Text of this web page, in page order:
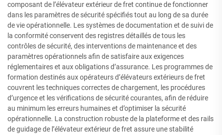
composant de l’élévateur extérieur de fret continue de fonctionner
dans les paramètres de sécurité spécifiés tout au long de sa durée
de vie opérationnelle. Les systèmes de documentation et de suivi de
la conformité conservent des registres détaillés de tous les
contrôles de sécurité, des interventions de maintenance et des
paramètres opérationnels afin de satisfaire aux exigences
réglementaires et aux obligations d’assurance. Les programmes de
formation destinés aux opérateurs d’élévateurs extérieurs de fret
couvrent les techniques correctes de chargement, les procédures
d’urgence et les vérifications de sécurité courantes, afin de réduire
au minimum les erreurs humaines et d’optimiser la sécurité
opérationnelle. La construction robuste de la plateforme et des rails
de guidage de l’élévateur extérieur de fret assure une stabilité